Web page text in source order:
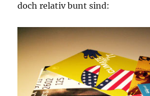
doch relativ bunt sind: